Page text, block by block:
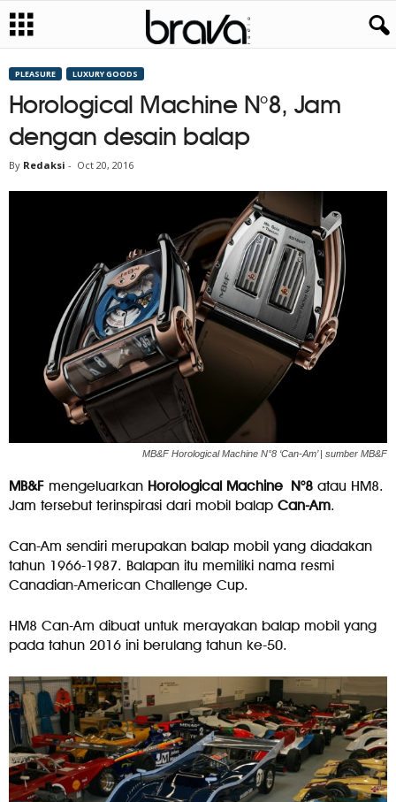
PLEASURE LUXURY GOODS
Horological Machine N°8, Jam
dengan desain balap
By Redaksi - Oct 20, 2016
MB&F Horological Machine N°8 ‘Can-Am’ | sumber MB&F
MB&F mengeluarkan Horological Machine N°8 atau HM8.
Jam tersebut terinspirasi dari mobil balap Can-Am.
Can-Am sendiri merupakan balap mobil yang diadakan
tahun 1966-1987. Balapan itu memiliki nama resmi
Canadian-American Challenge Cup.
HM8 Can-Am dibuat untuk merayakan balap mobil yang
pada tahun 2016 ini berulang tahun ke-50.